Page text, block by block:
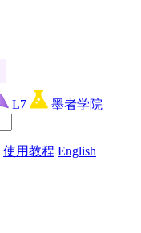
L7 墨者学院
使用教程 English